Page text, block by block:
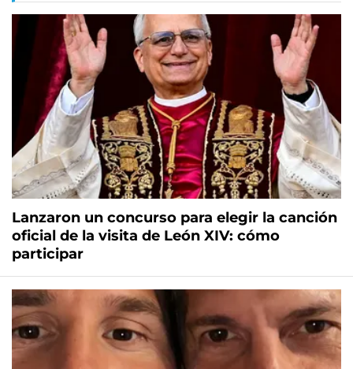
Lanzaron un concurso para elegir la canción
oficial de la visita de León XIV: cómo
participar